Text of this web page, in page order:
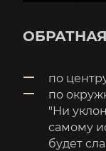
по
по
"Ни
самому
будет